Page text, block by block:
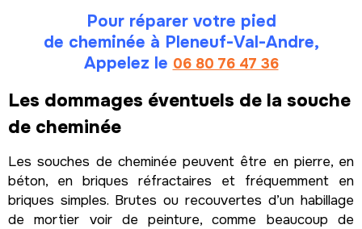
Pour réparer votre pied
de cheminée à Pleneuf-Val-Andre,
Appelez le 06 80 76 47 36
Les dommages éventuels de la souche
de cheminée
Les souches de cheminée peuvent être en pierre, en
béton, en briques réfractaires et fréquemment en
briques simples. Brutes ou recouvertes d’un habillage
de mortier voir de peinture, comme beaucoup de